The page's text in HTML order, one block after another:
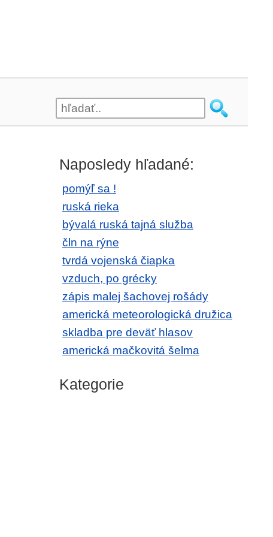
Naposledy hľadané:
pomýľ sa !
ruská rieka
bývalá ruská tajná služba
čln na rýne
tvrdá vojenská čiapka
vzduch, po grécky
zápis malej šachovej rošády
americká meteorologická družica
skladba pre deväť hlasov
americká mačkovitá šelma
Kategorie